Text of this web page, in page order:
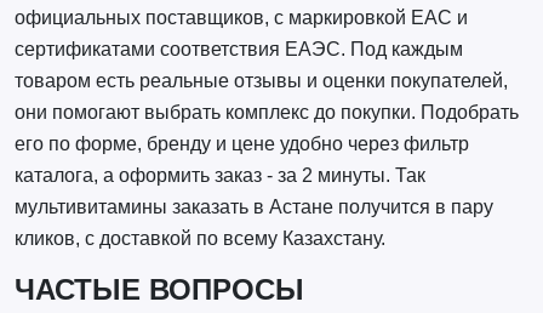
официальных поставщиков, с маркировкой EAC и
сертификатами соответствия ЕАЭС. Под каждым
товаром есть реальные отзывы и оценки покупателей,
они помогают выбрать комплекс до покупки. Подобрать
его по форме, бренду и цене удобно через фильтр
каталога, а оформить заказ - за 2 минуты. Так
мультивитамины заказать в Астане получится в пару
кликов, с доставкой по всему Казахстану.
ЧАСТЫЕ ВОПРОСЫ